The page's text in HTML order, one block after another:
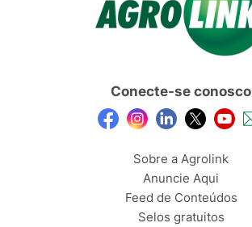
Conecte-se conosco
Sobre a Agrolink
Anuncie Aqui
Feed de Conteúdos
Selos gratuitos